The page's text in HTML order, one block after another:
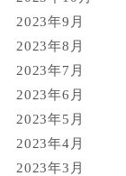
2023年9月
2023年8月
2023年7月
2023年6月
2023年5月
2023年4月
2023年3月